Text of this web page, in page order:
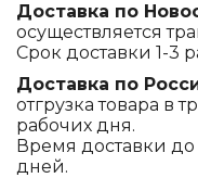
Доставка по
осуществляется
Срок доставки 1-3
Доставка по
отгрузка товара в
рабочих дня.
Время доставки до
дней.